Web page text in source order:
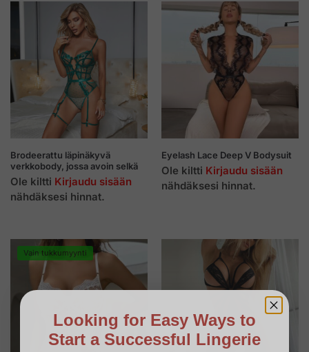
Brodeerattu läpinäkyvä
verkkobody, jossa avoin selkä
Ole kiltti Kirjaudu sisään
nähdäksesi hinnat.
Eyelash Lace Deep V Bodysuit
Ole kiltti Kirjaudu sisään
nähdäksesi hinnat.
Vain tukkumyynti
Looking for Easy Ways to
Start a Successful Lingerie